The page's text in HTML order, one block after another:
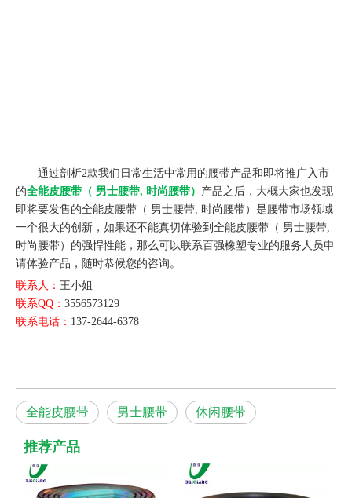
通过剖析2款我们日常生活中常用的腰带产品和即将推广入市
的全能皮腰带（ 男士腰带, 时尚腰带） 产品之后，大概大家也发现
即将要发售的全能皮腰带（ 男士腰带, 时尚腰带）是腰带市场领域
一个很大的创新，如果还不能真切体验到全能皮腰带（ 男士腰带,
时尚腰带）的强悍性能，那么可以联系百强橡塑专业的服务人员申
请体验产品，随时恭候您的咨询。
联系人： 王小姐
联系QQ： 3556573129
联系电话： 137-2644-6378
全能皮腰带 男士腰带 休闲腰带
推荐产品